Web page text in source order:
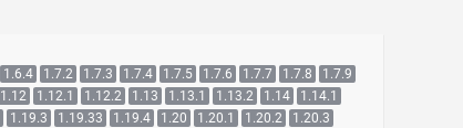
1.6.4 1.7.2 1.7.3 1.7.4 1.7.5 1.7.6 1.7.7 1.7.8
1.7.9
1.12 1.12.1 1.12.2 1.13 1.13.1 1.13.2 1.14
1.14.1
1.19.3 1.19.33 1.19.4 1.20 1.20.1 1.20.2
1.20.3